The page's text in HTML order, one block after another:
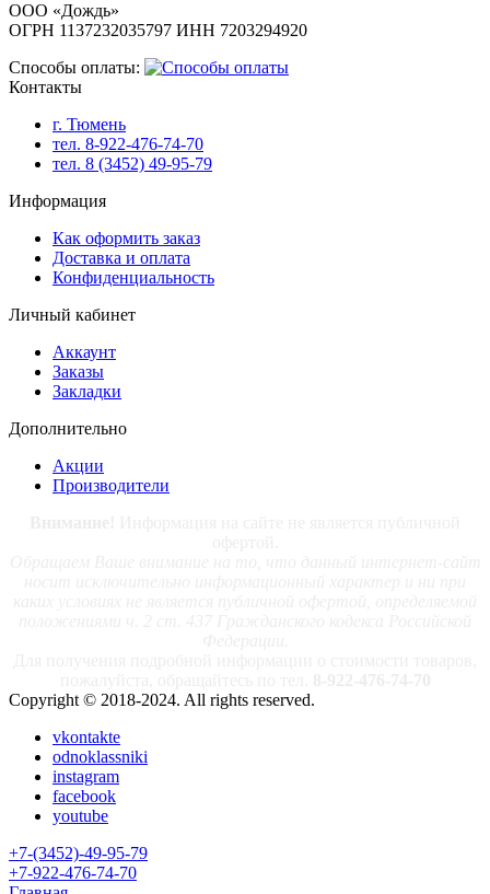
ООО «Дождь»
ОГРН 1137232035797 ИНН 7203294920
Способы оплаты:
Контакты
г. Тюмень
тел. 8-922-476-74-70
тел. 8 (3452) 49-95-79
Информация
Как оформить заказ
Доставка и оплата
Конфиденциальность
Личный кабинет
Аккаунт
Заказы
Закладки
Дополнительно
Акции
Производители
Copyright © 2018-2024. All rights reserved.
vkontakte
odnoklassniki
instagram
facebook
youtube
+7-(3452)-49-95-79
+7-922-476-74-70